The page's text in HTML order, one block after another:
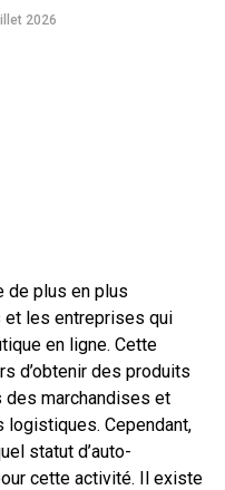
2026
de plus en plus
et les entreprises qui
en ligne. Cette
d’obtenir des produits
des marchandises et
logistiques. Cependant,
statut d’auto-
cette activité. Il existe